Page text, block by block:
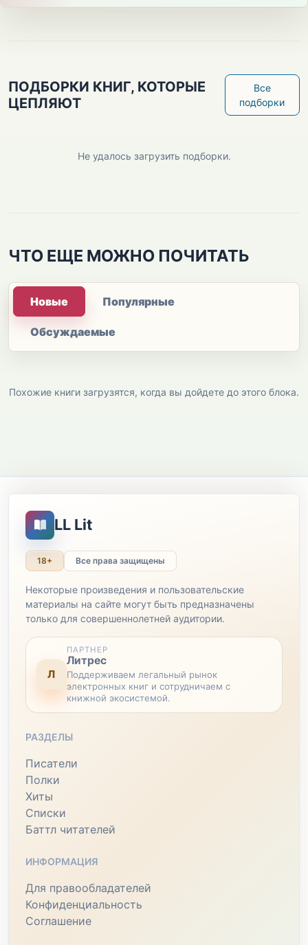
ПОДБОРКИ КНИГ, КОТОРЫЕ
ЦЕПЛЯЮТ
Все
подборки
Не удалось загрузить подборки.
ЧТО ЕЩЕ МОЖНО ПОЧИТАТЬ
Новые Популярные
Обсуждаемые
Похожие книги загрузятся, когда вы дойдете до этого блока.
LL Lit
18+ Все права защищены
Некоторые произведения и пользовательские
материалы на сайте могут быть предназначены
только для совершеннолетней аудитории.
Л
ПАРТНЕР
Литрес
Поддерживаем легальный рынок
электронных книг и сотрудничаем с
книжной экосистемой.
РАЗДЕЛЫ
Писатели
Полки
Хиты
Списки
Баттл читателей
ИНФОРМАЦИЯ
Для правообладателей
Конфиденциальность
Соглашение